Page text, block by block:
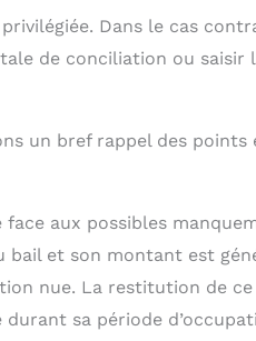
Dans le cas
de conciliation ou saisir
un bref rappel des points
aux possibles
bail et son montant est
nue. La restitution de
sa période